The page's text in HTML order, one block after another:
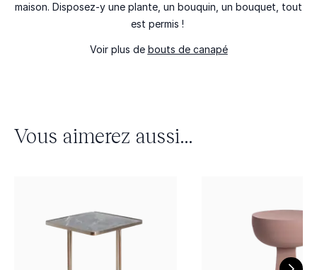
maison. Disposez-y une plante, un bouquin, un bouquet, tout
est permis !
Voir plus de bouts de canapé
Vous aimerez aussi...